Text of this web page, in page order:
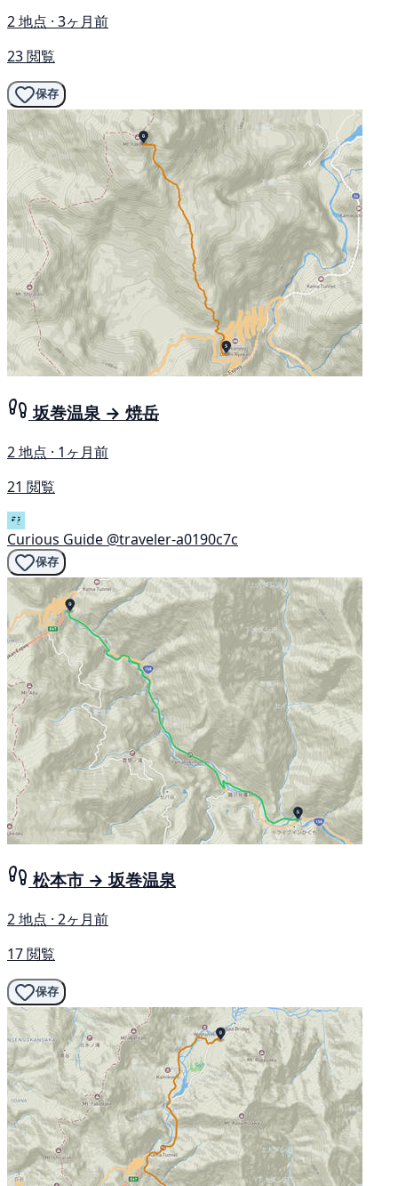
2 地点 · 3ヶ月前
23 閲覧
保存
坂巻温泉 → 焼岳
2 地点 · 1ヶ月前
21 閲覧
Curious Guide @traveler-a0190c7c
保存
松本市 → 坂巻温泉
2 地点 · 2ヶ月前
17 閲覧
保存